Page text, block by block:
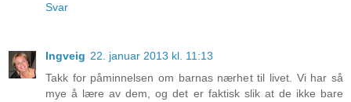
Svar
Ingveig 22. januar 2013 kl. 11:13
Takk for påminnelsen om barnas nærhet til livet. Vi har så
mye å lære av dem, og det er faktisk slik at de ikke bare